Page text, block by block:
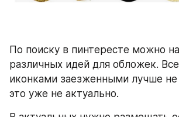
По поиску в пинтересте можно
различных идей для обложек.
иконками заезженными лучше не
это уже не актуально.